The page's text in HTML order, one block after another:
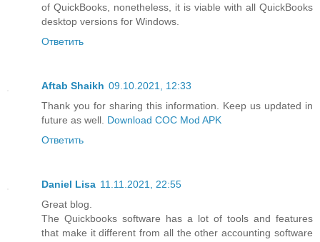
of QuickBooks, nonetheless, it is viable with all QuickBooks
desktop versions for Windows.
Ответить
Aftab Shaikh 09.10.2021, 12:33
Thank you for sharing this information. Keep us updated in
future as well. Download COC Mod APK
Ответить
Daniel Lisa 11.11.2021, 22:55
Great blog.
The Quickbooks software has a lot of tools and features
that make it different from all the other accounting software